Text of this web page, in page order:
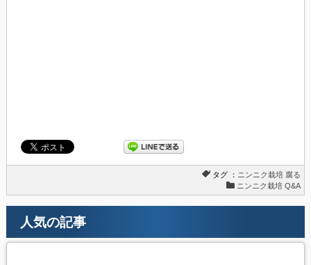
タグ ： ニンニク栽培 腐る
ニンニク栽培 Q&A
人気の記事